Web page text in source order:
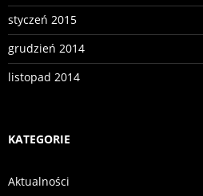
styczeń 2015
grudzień 2014
listopad 2014
KATEGORIE
Aktualności